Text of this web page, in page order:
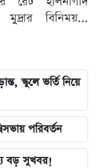
বিনিময়...
স্কুলে ভর্তি নিয়ে
পরিবর্তন
বড় সুখবর!